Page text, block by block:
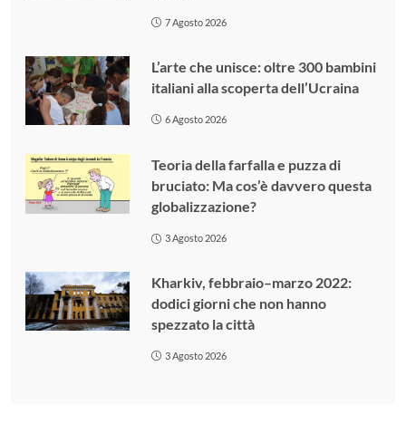
7 Agosto 2026
L’arte che unisce: oltre 300 bambini
italiani alla scoperta dell’Ucraina
6 Agosto 2026
Teoria della farfalla e puzza di
bruciato: Ma cos’è davvero questa
globalizzazione?
3 Agosto 2026
Kharkiv, febbraio–marzo 2022:
dodici giorni che non hanno
spezzato la città
3 Agosto 2026